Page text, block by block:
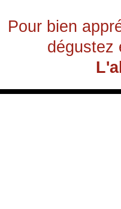
Pour bien
dégustez